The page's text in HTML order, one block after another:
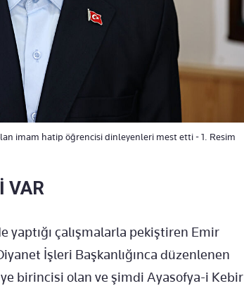
imam hatip öğrencisi dinleyenleri mest etti - 1. Resim
VAR
yaptığı çalışmalarla pekiştiren Emir
İşleri Başkanlığınca düzenlenen
birincisi olan ve şimdi Ayasofya-i Kebir